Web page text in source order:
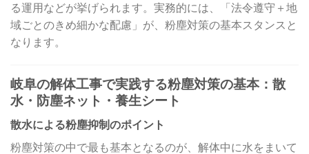
る運用などが挙げられます。実務的には、「法令遵守＋地
域ごとのきめ細かな配慮」が、粉塵対策の基本スタンスと
なります。
岐阜の解体工事で実践する粉塵対策の基本：散
水・防塵ネット・養生シート
散水による粉塵抑制のポイント
粉塵対策の中で最も基本となるのが、解体中に水をまいて